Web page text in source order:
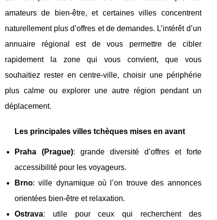
amateurs de bien-être, et certaines villes concentrent
naturellement plus d’offres et de demandes. L’intérêt d’un
annuaire régional est de vous permettre de cibler
rapidement la zone qui vous convient, que vous
souhaitiez rester en centre-ville, choisir une périphérie
plus calme ou explorer une autre région pendant un
déplacement.
Les principales villes tchèques mises en avant
Praha (Prague): grande diversité d’offres et forte
accessibilité pour les voyageurs.
Brno: ville dynamique où l’on trouve des annonces
orientées bien-être et relaxation.
Ostrava: utile pour ceux qui recherchent des